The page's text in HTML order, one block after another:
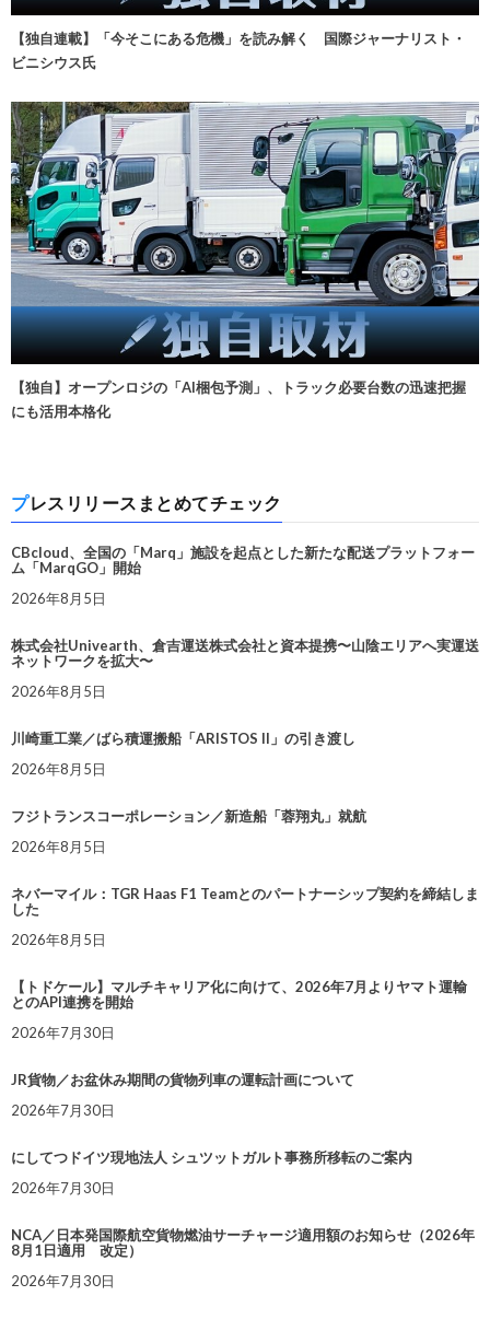
【独自連載】「今そこにある危機」を読み解く 国際ジャーナリスト・
ビニシウス氏
【独自】オープンロジの「AI梱包予測」、トラック必要台数の迅速把握
にも活用本格化
プレスリリースまとめてチェック
CBcloud、全国の「Marq」施設を起点とした新たな配送プラットフォー
ム「MarqGO」開始
2026年8月5日
株式会社Univearth、倉吉運送株式会社と資本提携〜山陰エリアへ実運送
ネットワークを拡大〜
2026年8月5日
川崎重工業／ばら積運搬船「ARISTOS II」の引き渡し
2026年8月5日
フジトランスコーポレーション／新造船「蓉翔丸」就航
2026年8月5日
ネバーマイル：TGR Haas F1 Teamとのパートナーシップ契約を締結しま
した
2026年8月5日
【トドケール】マルチキャリア化に向けて、2026年7月よりヤマト運輸
とのAPI連携を開始
2026年7月30日
JR貨物／お盆休み期間の貨物列車の運転計画について
2026年7月30日
にしてつドイツ現地法人 シュツットガルト事務所移転のご案内
2026年7月30日
NCA／日本発国際航空貨物燃油サーチャージ適用額のお知らせ（2026年
8月1日適用 改定）
2026年7月30日